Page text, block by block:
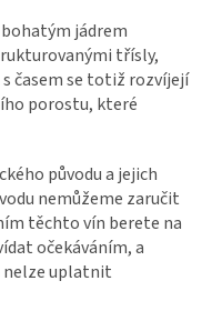
jádrem
třísly,
časem se totiž rozvíjejí
porostu, které
původu a jejich
nemůžeme zaručit
těchto vín berete na
očekáváním, a
nelze uplatnit